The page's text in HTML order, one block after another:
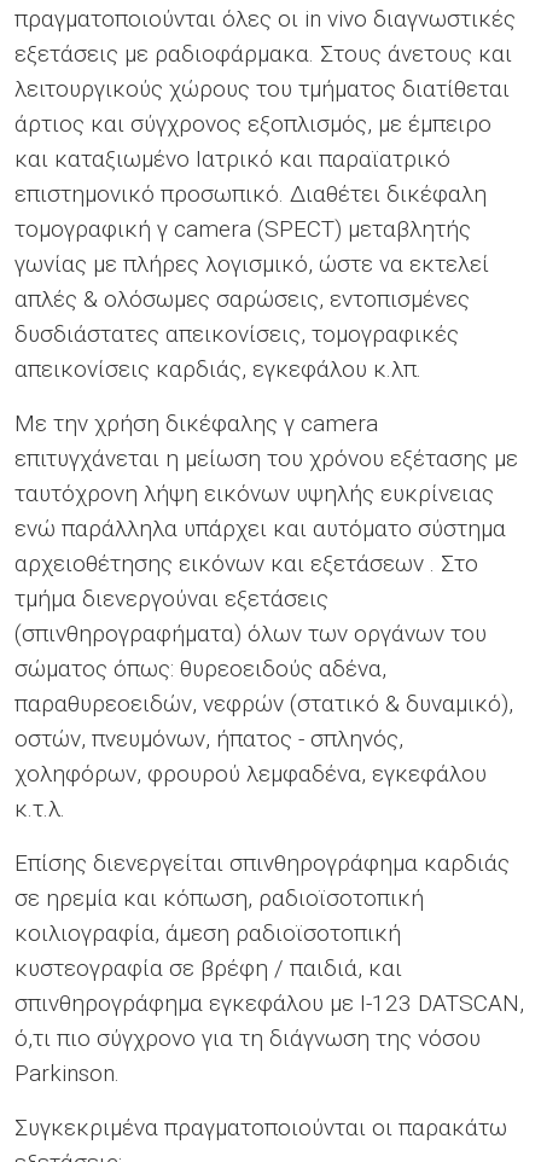
πραγματοποιούνται όλες οι in vivo διαγνωστικές
εξετάσεις με ραδιοφάρμακα. Στους άνετους και
λειτουργικούς χώρους του τμήματος διατίθεται
άρτιος και σύγχρονος εξοπλισμός, με έμπειρο
και καταξιωμένο Ιατρικό και παραϊατρικό
επιστημονικό προσωπικό. Διαθέτει δικέφαλη
τομογραφική γ camera (SPECT) μεταβλητής
γωνίας με πλήρες λογισμικό, ώστε να εκτελεί
απλές & ολόσωμες σαρώσεις, εντοπισμένες
δυσδιάστατες απεικονίσεις, τομογραφικές
απεικονίσεις καρδιάς, εγκεφάλου κ.λπ.
Με την χρήση δικέφαλης γ camera
επιτυγχάνεται η μείωση του χρόνου εξέτασης με
ταυτόχρονη λήψη εικόνων υψηλής ευκρίνειας
ενώ παράλληλα υπάρχει και αυτόματο σύστημα
αρχειοθέτησης εικόνων και εξετάσεων . Στο
τμήμα διενεργούναι εξετάσεις
(σπινθηρογραφήματα) όλων των οργάνων του
σώματος όπως: θυρεοειδούς αδένα,
παραθυρεοειδών, νεφρών (στατικό & δυναμικό),
οστών, πνευμόνων, ήπατος - σπληνός,
χοληφόρων, φρουρού λεμφαδένα, εγκεφάλου
κ.τ.λ.
Επίσης διενεργείται σπινθηρογράφημα καρδιάς
σε ηρεμία και κόπωση, ραδιοϊσοτοπική
κοιλιογραφία, άμεση ραδιοϊσοτοπική
κυστεογραφία σε βρέφη / παιδιά, και
σπινθηρογράφημα εγκεφάλου με I-123 DATSCAN,
ό,τι πιο σύγχρονο για τη διάγνωση της νόσου
Parkinson.
Συγκεκριμένα πραγματοποιούνται οι παρακάτω